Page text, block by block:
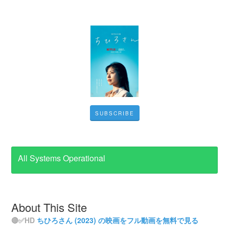
SUBSCRIBE
All Systems Operational
About This Site
🔴✅HD ちひろさん (2023) の映画をフル動画を無料で見る